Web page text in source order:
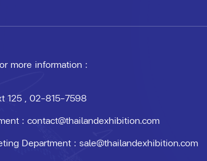
more information :
125 , 02-815-7598
: contact@thailandexhibition.com
Department : sale@thailandexhibition.com